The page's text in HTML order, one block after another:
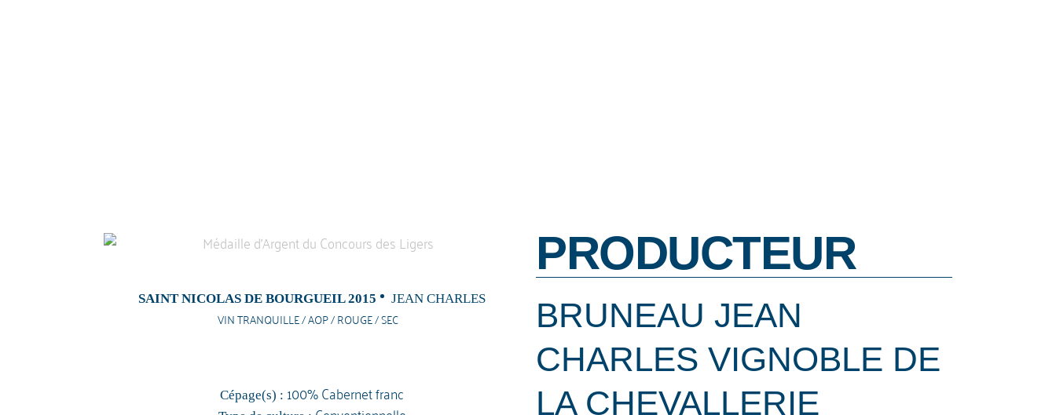
SAINT NICOLAS DE BOURGUEIL 2015 JEAN CHARLES
VIN TRANQUILLE / AOP / ROUGE / SEC
Cépage(s) : 100% Cabernet franc
PRODUCTEUR
BRUNEAU JEAN
CHARLES VIGNOBLE DE
LA CHEVALLERIE